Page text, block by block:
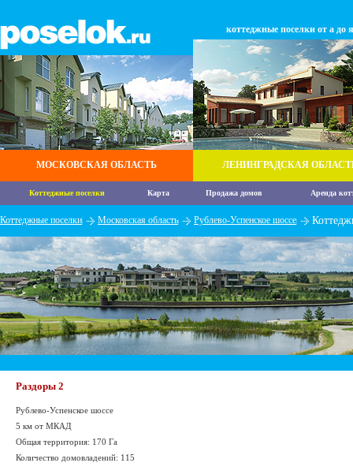
МОСКОВСКАЯ ОБЛАСТЬ
коттеджные поселки от а до я
ЛЕНИНГРАДСКАЯ
Коттеджные поселки Карта Продажа домов Аренда
Коттеджные поселки Московская область Рублево-Успенское шоссе
Раздоры 2
Рублево-Успенское шоссе
5 км от МКАД
Общая территория: 170 Га
Количество домовладений: 115